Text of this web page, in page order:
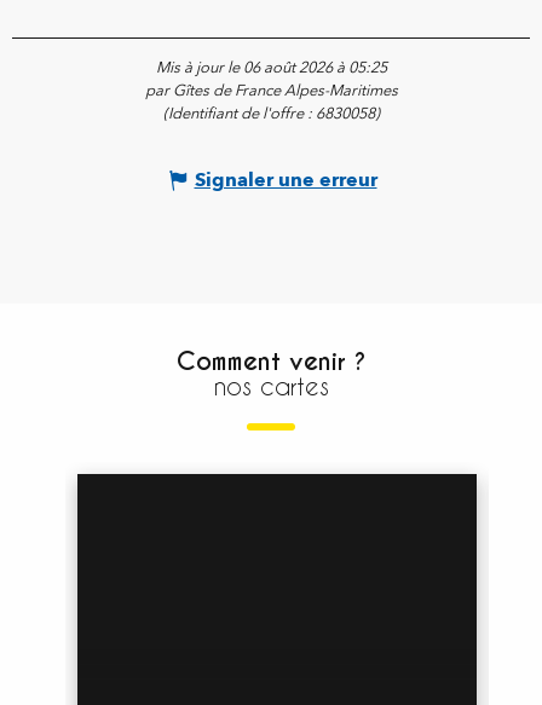
Mis à jour le 06 août 2026 à 05:25
par Gîtes de France Alpes-Maritimes
(Identifiant de l'offre : 6830058)
Signaler une erreur
Comment venir ?
nos cartes